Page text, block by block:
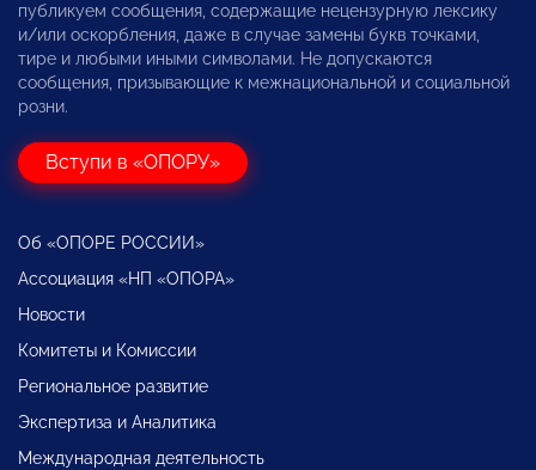
публикуем сообщения, содержащие нецензурную лексику
и/или оскорбления, даже в случае замены букв точками,
тире и любыми иными символами. Не допускаются
сообщения, призывающие к межнациональной и социальной
розни.
Вступи в «ОПОРУ»
Об «ОПОРЕ РОССИИ»
Ассоциация «НП «ОПОРА»
Новости
Комитеты и Комиссии
Региональное развитие
Экспертиза и Аналитика
Международная деятельность